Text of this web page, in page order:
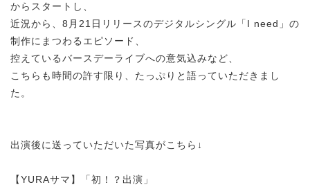
からスタートし、
近況から、8月21日リリースのデジタルシングル「I need」の
制作にまつわるエピソード、
控えているバースデーライブへの意気込みなど、
こちらも時間の許す限り、たっぷりと語っていただきまし
た。
出演後に送っていただいた写真がこちら↓
【YURAサマ】「初！？出演」